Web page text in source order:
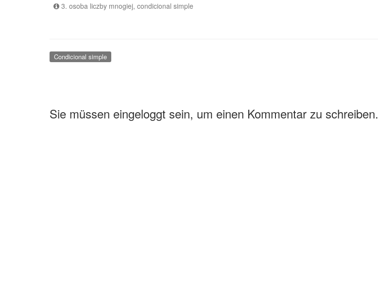
3. osoba liczby mnogiej, condicional simple
Condicional simple
Sie müssen eingeloggt sein, um einen Kommentar zu schreiben.